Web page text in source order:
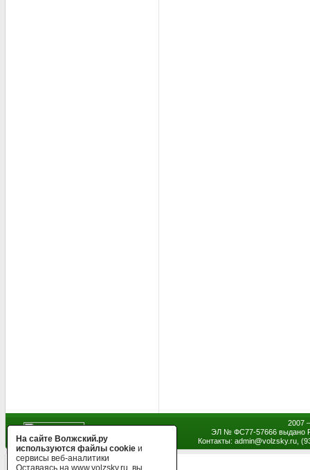
2007
ЭЛ № ФС77-57666 выдано
Контакты: admin@volzsky.ru,
На сайте Волжский.ру
используются файлы cookie и
сервисы веб-аналитики
Оставаясь на www.volzsky.ru, вы